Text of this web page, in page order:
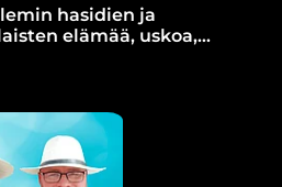
hasidien ja
elämää, uskoa,
ja rukousaiheita.